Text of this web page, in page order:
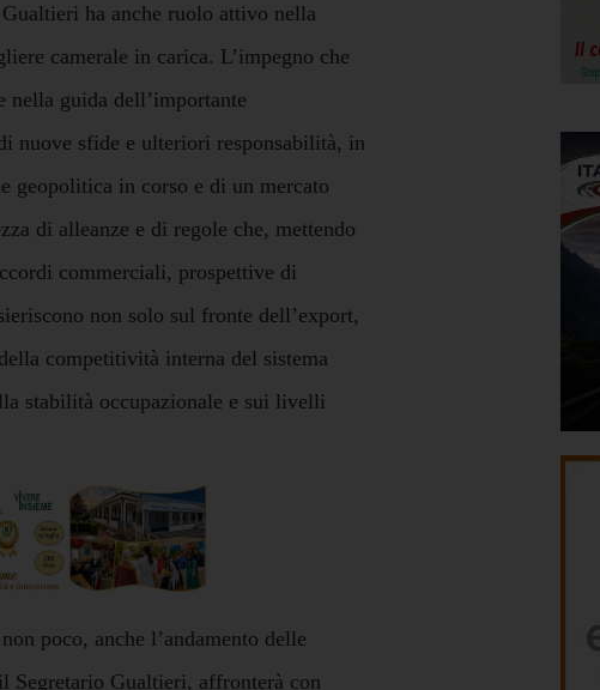
ha anche ruolo attivo nella
camerale in carica. L’impegno che
nella guida dell’importante
nuove sfide e ulteriori responsabilità, in
geopolitica in corso e di un mercato
di alleanze e di regole che, mettendo
commerciali, prospettive di
non solo sul fronte dell’export,
competitività interna del sistema
stabilità occupazionale e sui livelli
poco, anche l’andamento delle
Segretario Gualtieri, affronterà con